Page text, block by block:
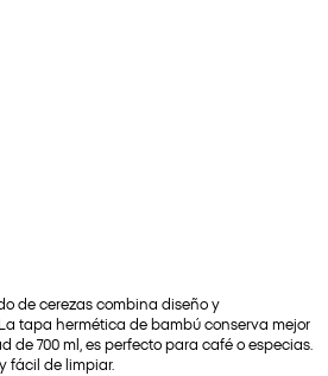
de cerezas combina diseño y
tapa hermética de bambú conserva mejor
de 700 ml, es perfecto para café o especias.
fácil de limpiar.